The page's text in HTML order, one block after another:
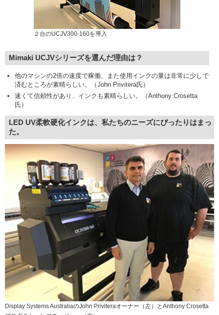
２台のUCJV300-160を導入
Mimaki UCJVシリーズを選んだ理由は？
他のマシンの2倍の速度で稼働、また使用インクの量は非常に少しで
済むところが素晴らしい。（John Privitera氏）
速くて信頼性があり、インクも素晴らしい。（Anthony Crosetta
氏）
LED UV柔軟硬化インクは、私たちのニーズにぴったりはまっ
た。
Display Systems AustraliaのJohn Priviteraオーナー（左）とAnthony Crosetta